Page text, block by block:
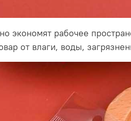
экономят рабочее
от влаги, воды,